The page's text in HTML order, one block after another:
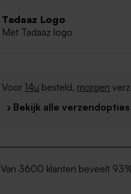
Tadaaz Logo
Met Tadaaz logo
Voor14u besteld, morgen
› Bekijk alle verzendopties
Van 3600 klanten beveelt